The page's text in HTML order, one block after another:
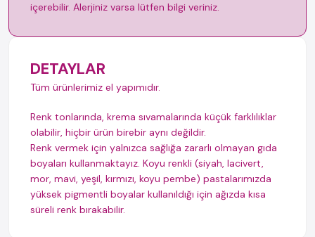
içerebilir. Alerjiniz varsa lütfen bilgi veriniz.
DETAYLAR
Tüm ürünlerimiz el yapımıdır.
Renk tonlarında, krema sıvamalarında küçük farklılıklar
olabilir, hiçbir ürün birebir aynı değildir.
Renk vermek için yalnızca sağlığa zararlı olmayan gıda
boyaları kullanmaktayız. Koyu renkli (siyah, lacivert,
mor, mavi, yeşil, kırmızı, koyu pembe) pastalarımızda
yüksek pigmentli boyalar kullanıldığı için ağızda kısa
süreli renk bırakabilir.